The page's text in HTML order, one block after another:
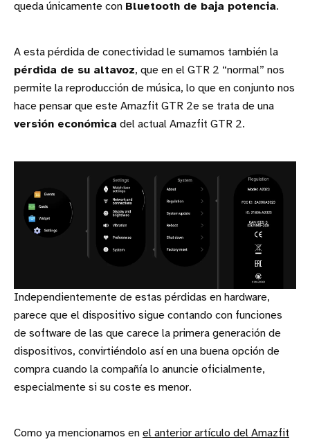
queda únicamente con Bluetooth de baja potencia.
A esta pérdida de conectividad le sumamos también la
pérdida de su altavoz, que en el GTR 2 “normal” nos
permite la reproducción de música, lo que en conjunto nos
hace pensar que este Amazfit GTR 2e se trata de una
versión económica del actual Amazfit GTR 2.
Independientemente de estas pérdidas en hardware,
parece que el dispositivo sigue contando con funciones
de software de las que carece la primera generación de
dispositivos, convirtiéndolo así en una buena opción de
compra cuando la compañía lo anuncie oficialmente,
especialmente si su coste es menor.
Como ya mencionamos en el anterior artículo del Amazfit